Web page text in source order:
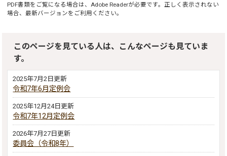
PDF書類をご覧になる場合は、 Adobe Readerが必要です。正しく表示されない
場合、最新バージョンをご利用ください。
このページを見ている人は、こんなページも見ていま
す。
2025年7月2日更新
令和7年6月定例会
2025年12月24日更新
令和7年12月定例会
2026年7月27日更新
委員会（令和8年）